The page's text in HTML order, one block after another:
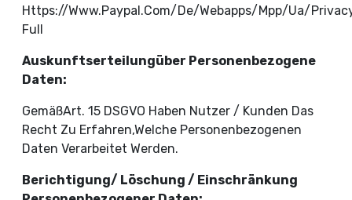
Https://www.paypal.com/de/webapps/mpp/ua/
Full
Auskunftserteilungüber Personenbezogene
Daten:
GemäßArt. 15 DSGVO Haben Nutzer / Kunden Das
Recht Zu Erfahren,welche Personenbezogenen
Daten Verarbeitet Werden.
Berichtigung/ Löschung / Einschränkung